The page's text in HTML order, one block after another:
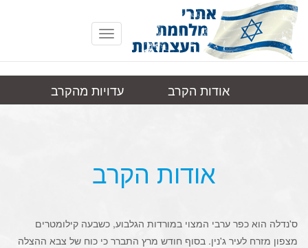
Toggle
navigation
סנדלה
אודות הקרב
עדויות מהקרב
אודות הקרב
ס'נדלה הוא כפר ערבי המצוי במורדות הגלבוע, כשבעה קילומטרים
מצפון מזרח לעיר ג'נין. בסוף חודש מרץ התברר כי כוח של צבא ההצלה